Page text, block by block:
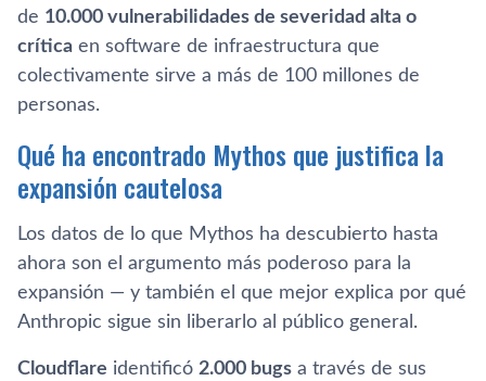
de 10.000 vulnerabilidades de severidad alta o
crítica en software de infraestructura que
colectivamente sirve a más de 100 millones de
personas.
Qué ha encontrado Mythos que justifica la
expansión cautelosa
Los datos de lo que Mythos ha descubierto hasta
ahora son el argumento más poderoso para la
expansión — y también el que mejor explica por qué
Anthropic sigue sin liberarlo al público general.
Cloudflare identificó 2.000 bugs a través de sus